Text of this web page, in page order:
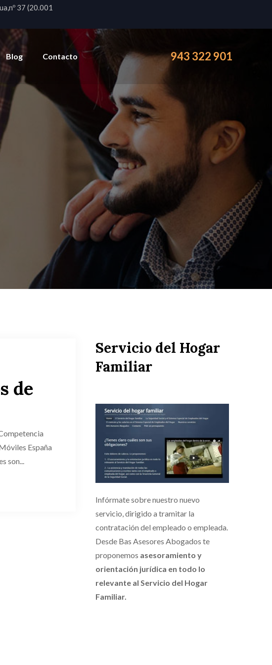
37 (20.001
Blog Contacto 943 322 901
de
España
son...
Servicio del Hogar
Familiar
Infórmate sobre nuestro nuevo
servicio, dirigido a tramitar la
contratación del empleado o empleada.
Desde Bas Asesores Abogados te
proponemos asesoramiento y
orientación jurídica en todo lo
relevante al Servicio del Hogar
Familiar.